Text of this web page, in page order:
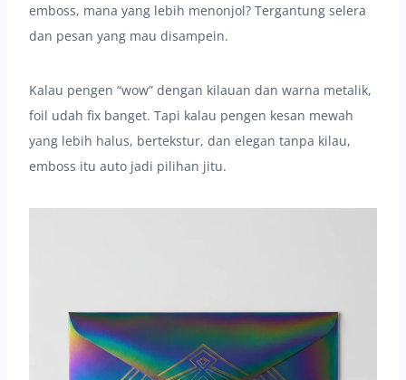
emboss, mana yang lebih menonjol? Tergantung selera
dan pesan yang mau disampein.
Kalau pengen “wow” dengan kilauan dan warna metalik,
foil udah fix banget. Tapi kalau pengen kesan mewah
yang lebih halus, bertekstur, dan elegan tanpa kilau,
emboss itu auto jadi pilihan jitu.